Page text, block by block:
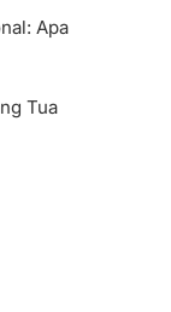
Apa
Tua